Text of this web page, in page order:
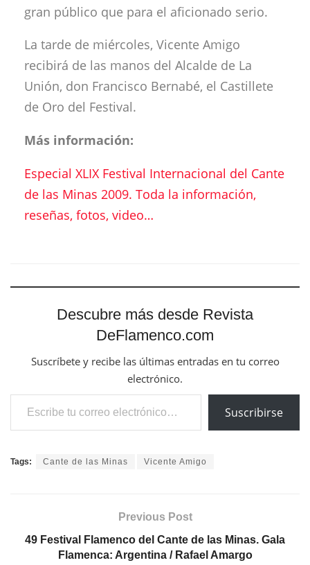
gran público que para el aficionado serio.
La tarde de miércoles, Vicente Amigo
recibirá de las manos del Alcalde de La
Unión, don Francisco Bernabé, el Castillete
de Oro del Festival.
Más información:
Especial XLIX Festival Internacional del Cante
de las Minas 2009. Toda la información,
reseñas, fotos, video…
Descubre más desde Revista
DeFlamenco.com
Suscríbete y recibe las últimas entradas en tu correo
electrónico.
Escribe tu correo electrónico…
Suscribirse
Tags: Cante de las Minas Vicente Amigo
Previous Post
49 Festival Flamenco del Cante de las Minas. Gala
Flamenca: Argentina / Rafael Amargo